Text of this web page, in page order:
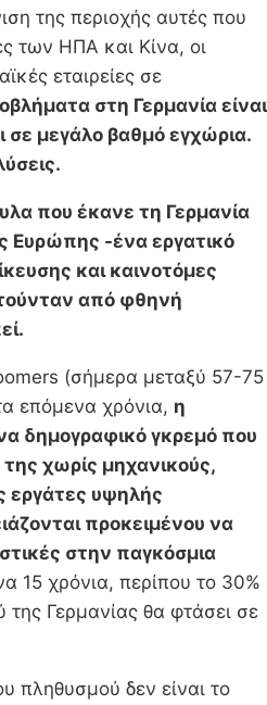
της περιοχής αυτές που
των ΗΠΑ και Κίνα, οι
εταιρείες σε
στη Γερμανία είναι
σε μεγάλο βαθμό εγχώρια.
που έκανε τη Γερμανία
Ευρώπης -ένα εργατικό
και καινοτόμες
από φθηνή
(σήμερα μεταξύ 57-75
επόμενα χρόνια, η
δημογραφικό γκρεμό που
της χωρίς μηχανικούς,
εργάτες υψηλής
προκειμένου να
στην παγκόσμια
15 χρόνια, περίπου το 30%
της Γερμανίας θα φτάσει σε
πληθυσμού δεν είναι το